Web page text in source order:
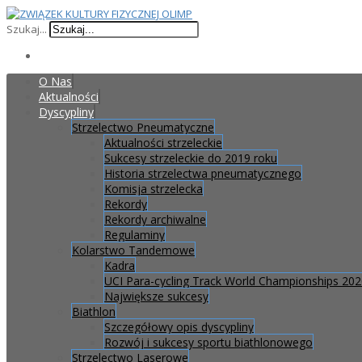
Szukaj...
O Nas
Aktualności
Dyscypliny
Strzelectwo Pneumatyczne
Aktualności strzeleckie
Sukcesy strzeleckie do 2019 roku
Historia strzelectwa pneumatycznego
Komisja strzelecka
Rekordy
Rekordy archiwalne
Regulaminy
Kolarstwo Tandemowe
Kadra
UCI Para-cycling Track World Championships
Największe sukcesy
Biathlon
Szczegółowy opis dyscypliny
Rozwój i sukcesy sportu biathlonowego
Strzelectwo Laserowe